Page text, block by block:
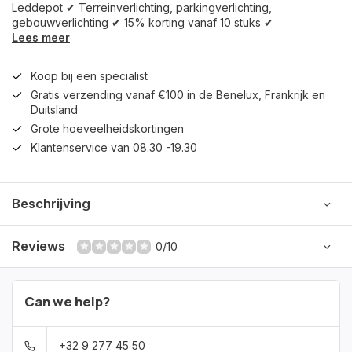
Leddepot ✔ Terreinverlichting, parkingverlichting,
gebouwverlichting ✔ 15% korting vanaf 10 stuks ✔
Lees meer
Koop bij een specialist
Gratis verzending vanaf €100 in de Benelux, Frankrijk en
Duitsland
Grote hoeveelheidskortingen
Klantenservice van 08.30 -19.30
Beschrijving
Reviews 0/10
Can we help?
+32 9 277 45 50